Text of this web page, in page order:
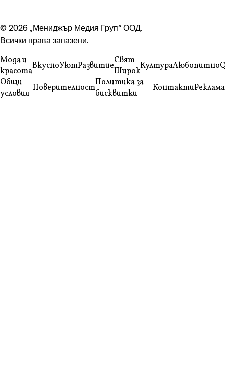
© 2026 „Мениджър Медия Груп“ ООД.
Всички права запазени.
Мода и
красотаВкусноУютРазвитиеСвят
ШирокКултураЛюбопитно
Общи
условия ПоверителностПолитика за
бисквитки
КонтактиРеклама